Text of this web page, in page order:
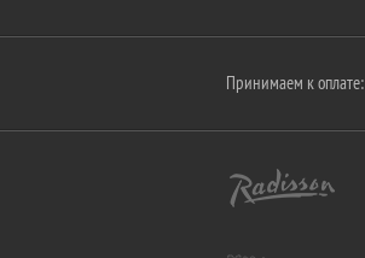
Принимаем к оплате: